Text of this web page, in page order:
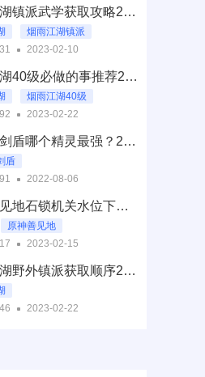
1999节奏榜
1999全角色图鉴
烟雨江湖镇派武学获取攻略2023 镇派武功强势搭配推荐
烟雨江湖镇派
搭配推荐
镇派武学获取攻略
2023-02-10
烟雨江湖40级必做的事推荐2023 40级以后怎么玩
烟雨江湖40级
40级必做的事
40级以后怎么玩
2023-02-22
宝可梦剑盾哪个精灵最强？2022最强精灵排名一览
盾
盾精灵
盾哪个精灵最强
盾2022最强精灵排名
2022-08-06
原神善见地石锁机关水位下降攻略 地下水泽水位怎么降
原神善见地
锁机关
水位怎么降
地石锁机关水位下降攻略
2023-02-15
烟雨江湖野外镇派获取顺序2023 野外镇派武学怎么获得
野外镇派2023-02-22